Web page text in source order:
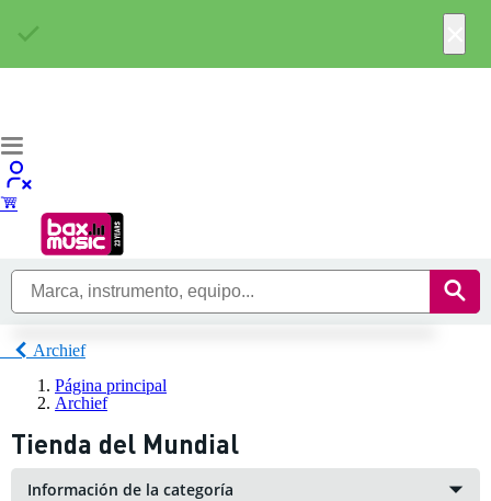
Archief
Página principal
Archief
Tienda del Mundial
Información de la categoría